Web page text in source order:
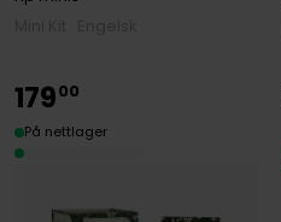
17900
På nettlager